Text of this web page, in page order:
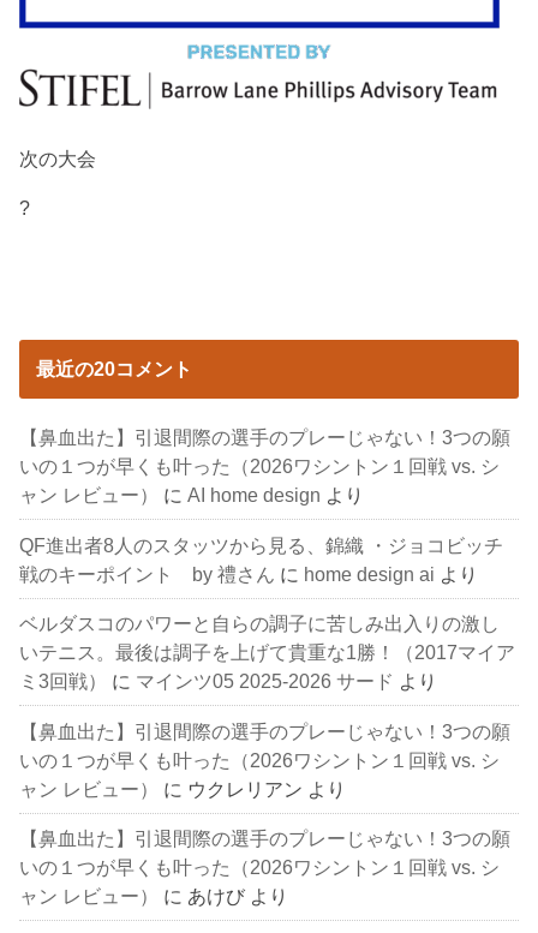
次の大会
?
最近の20コメント
【鼻血出た】引退間際の選手のプレーじゃない！3つの願
いの１つが早くも叶った（2026ワシントン１回戦 vs. シ
ャン レビュー）
にAI home design より
QF進出者8人のスタッツから見る、錦織 ・ジョコビッチ
戦のキーポイント by 禮さん に home design ai より
ベルダスコのパワーと自らの調子に苦しみ出入りの激し
いテニス。最後は調子を上げて貴重な1勝！（2017マイア
ミ3回戦）
に マインツ05 2025-2026 サード より
【鼻血出た】引退間際の選手のプレーじゃない！3つの願
いの１つが早くも叶った（2026ワシントン１回戦 vs. シ
ャン レビュー）
に ウクレリアン より
【鼻血出た】引退間際の選手のプレーじゃない！3つの願
いの１つが早くも叶った（2026ワシントン１回戦 vs. シ
ャン レビュー）
に あけび より